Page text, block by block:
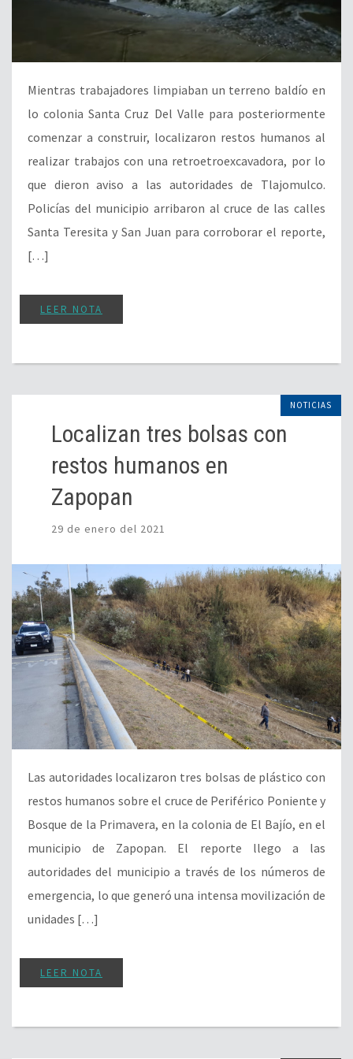
Mientras trabajadores limpiaban un terreno baldío en
lo colonia Santa Cruz Del Valle para posteriormente
comenzar a construir, localizaron restos humanos al
realizar trabajos con una retroetroexcavadora, por lo
que dieron aviso a las autoridades de Tlajomulco.
Policías del municipio arribaron al cruce de las calles
Santa Teresita y San Juan para corroborar el reporte,
[…]
LEER NOTA
NOTICIAS
Localizan tres bolsas con
restos humanos en
Zapopan
29 de enero del 2021
Las autoridades localizaron tres bolsas de plástico con
restos humanos sobre el cruce de Periférico Poniente y
Bosque de la Primavera, en la colonia de El Bajío, en el
municipio de Zapopan. El reporte llego a las
autoridades del municipio a través de los números de
emergencia, lo que generó una intensa movilización de
unidades […]
LEER NOTA